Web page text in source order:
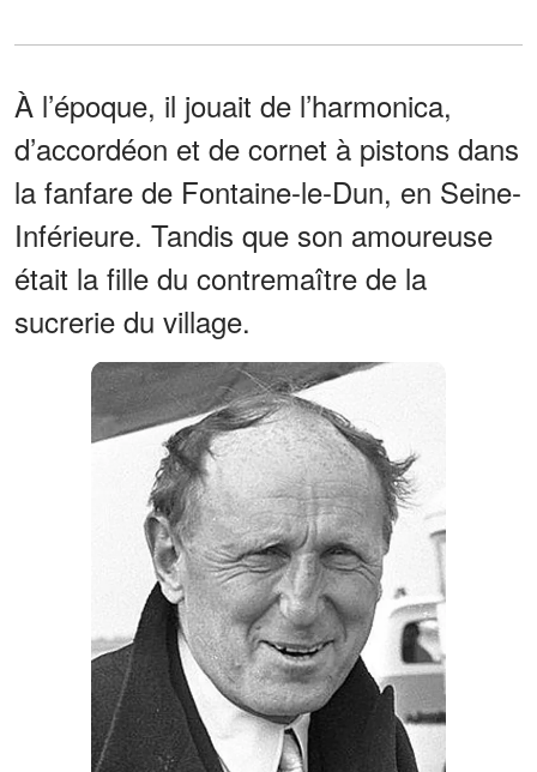
À l’époque, il jouait de l’harmonica,
d’accordéon et de cornet à pistons dans
la fanfare de Fontaine-le-Dun, en Seine-
Inférieure. Tandis que son amoureuse
était la fille du contremaître de la
sucrerie du village.